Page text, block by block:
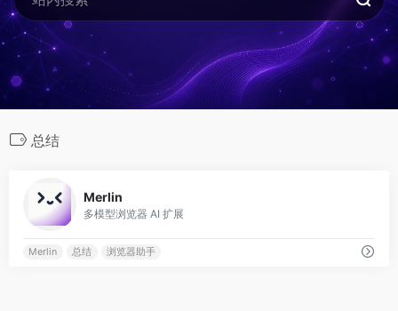
总结
Merlin
多模型浏览器 AI 扩展
Merlin 总结 浏览器助手